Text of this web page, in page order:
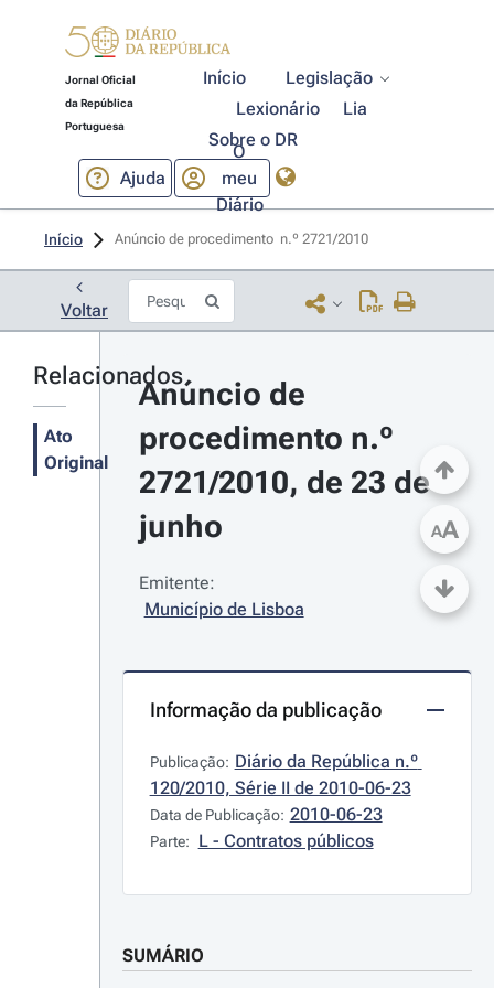
Jornal Oficial
da República
Portuguesa
Início
Legislação
Lexionário
Lia
Sobre o DR
Ajuda
O
meu
Diário
Início Anúncio de procedimento  n.º 2721/2010
Voltar
Relacionados
Ato
Original
Anúncio de
procedimento n.º
2721/2010, de 23 de
junho
Emitente:
Município de Lisboa
Informação da publicação
Publicação: Diário da República n.º
120/2010, Série II de 2010-06-23
Data de Publicação: 2010-06-23
Parte: L - Contratos públicos
SUMÁRIO
AA